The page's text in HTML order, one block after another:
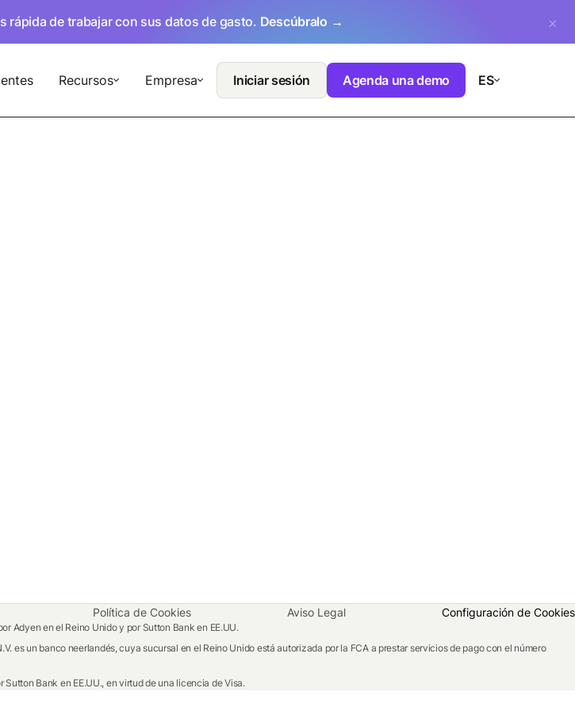
rápida de trabajar con sus datos de gasto. Descúbralo →
Recursos Empresa Iniciar sesión Agenda una demo ES
Política de Cookies Aviso Legal Configuración de Cookies
Adyen en el Reino Unido y por Sutton Bank en EE.UU.
es un banco neerlandés, cuya sucursal en el Reino Unido está autorizada por la FCA a prestar servicios de pago con el número
Bank en EE.UU., en virtud de una licencia de Visa.